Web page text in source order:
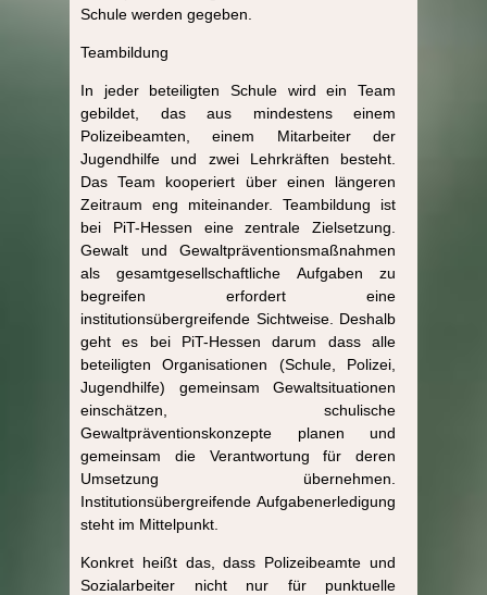
Schule werden gegeben.
Teambildung
In jeder beteiligten Schule wird ein Team
gebildet, das aus mindestens einem
Polizeibeamten, einem Mitarbeiter der
Jugendhilfe und zwei Lehrkräften besteht.
Das Team kooperiert über einen längeren
Zeitraum eng miteinander. Teambildung ist
bei PiT-Hessen eine zentrale Zielsetzung.
Gewalt und Gewaltpräventionsmaßnahmen
als gesamtgesellschaftliche Aufgaben zu
begreifen erfordert eine
institutionsübergreifende Sichtweise. Deshalb
geht es bei PiT-Hessen darum dass alle
beteiligten Organisationen (Schule, Polizei,
Jugendhilfe) gemeinsam Gewaltsituationen
einschätzen, schulische
Gewaltpräventionskonzepte planen und
gemeinsam die Verantwortung für deren
Umsetzung übernehmen.
Institutionsübergreifende Aufgabenerledigung
steht im Mittelpunkt.
Konkret heißt das, dass Polizeibeamte und
Sozialarbeiter nicht nur für punktuelle